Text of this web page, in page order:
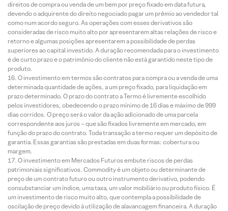
direitos de compra ou venda de um bem por preço fixado em data futura,
devendo o adquirente do direito negociado pagar um prêmio ao vendedor tal
como num acordo seguro. As operações com esses derivativos são
consideradas de risco muito alto por apresentarem altas relações de risco e
retorno e algumas posições apresentarem a possibilidade de perdas
superiores ao capital investido. A duração recomendada para o investimento
é de curto prazo e o patrimônio do cliente não está garantido neste tipo de
produto.
O investimento em termos são contratos para compra ou a venda de uma
determinada quantidade de ações, a um preço fixado, para liquidação em
prazo determinado. O prazo do contrato a Termo é livremente escolhido
pelos investidores, obedecendo o prazo mínimo de 16 dias e máximo de 999
dias corridos. O preço será o valor da ação adicionado de uma parcela
correspondente aos juros – que são fixados livremente em mercado, em
função do prazo do contrato. Toda transação a termo requer um depósito de
garantia. Essas garantias são prestadas em duas formas: cobertura ou
margem.
O investimento em Mercados Futuros embute riscos de perdas
patrimoniais significativos. Commodity é um objeto ou determinante de
preço de um contrato futuro ou outro instrumento derivativo, podendo
consubstanciar um índice, uma taxa, um valor mobiliário ou produto físico. É
um investimento de risco muito alto, que contempla a possibilidade de
oscilação de preço devido à utilização de alavancagem financeira. A duração